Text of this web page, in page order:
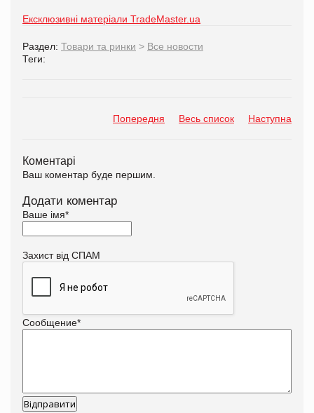
Ексклюзивні матеріали TradeMaster.ua
Раздел: Товари та ринки > Все новости
Теги:
Попередня Весь список Наступна
Коментарі
Ваш коментар буде першим.
Додати коментар
Ваше імя*
Захист від СПАМ
Сообщение*